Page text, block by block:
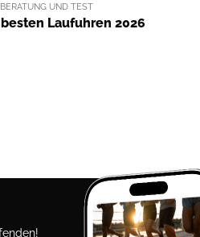
UND TEST
Laufuhren 2026